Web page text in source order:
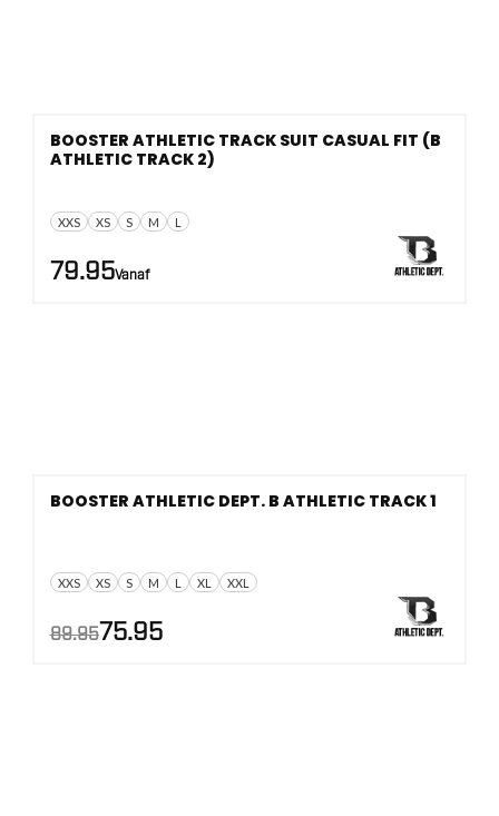
XXS XS S M L
BOOSTER ATHLETIC TRACK SUIT CASUAL FIT (B
ATHLETIC TRACK 2)
Vanaf
79.95
XXS XS S M L XL XXL
BOOSTER ATHLETIC DEPT. B ATHLETIC TRACK 1
89.95
Oorspronkelijke
prijs
75.95
Huidige
prijs